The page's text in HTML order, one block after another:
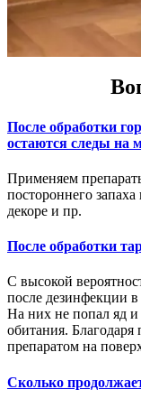
После обработки
остаются следы на
Применяем
постороннего
декоре и пр.
После обработки
С высокой
после дезинфекции
На них не попал яд
обитания. Благодаря
препаратом на
Сколько